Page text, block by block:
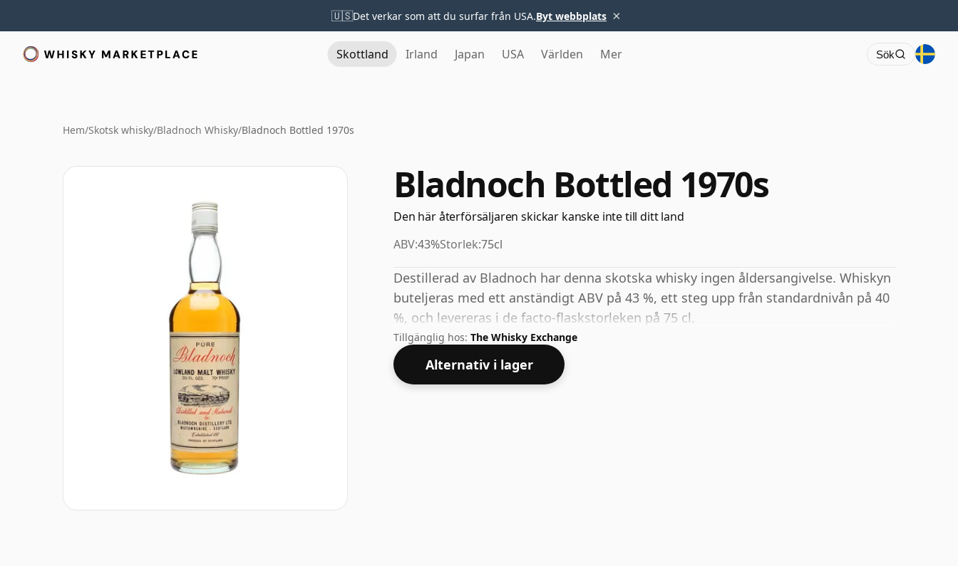
🇺🇸Det verkar som att du surfar från USA.Byt webbplats ×
Skottland Irland Japan USA Världen Mer Sök
Hem/Skotsk whisky/Bladnoch Whisky/Bladnoch Bottled 1970s
Bladnoch Bottled 1970s
Den här återförsäljaren skickar kanske inte till ditt land
ABV:43%Storlek:75cl
Destillerad av Bladnoch har denna skotska whisky ingen åldersangivelse. Whiskyn
buteljeras med ett anständigt ABV på 43 %, ett steg upp från standardnivån på 40
%, och levereras i de facto-flaskstorleken på 75 cl.
Tillgänglig hos: The Whisky Exchange
Alternativ i lager